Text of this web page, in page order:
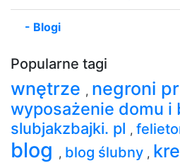
- Blogi
Popularne tagi
wnętrze , negroni
wyposażenie domu i
slubjakzbajki. pl ,
blog , blog ślubny ,